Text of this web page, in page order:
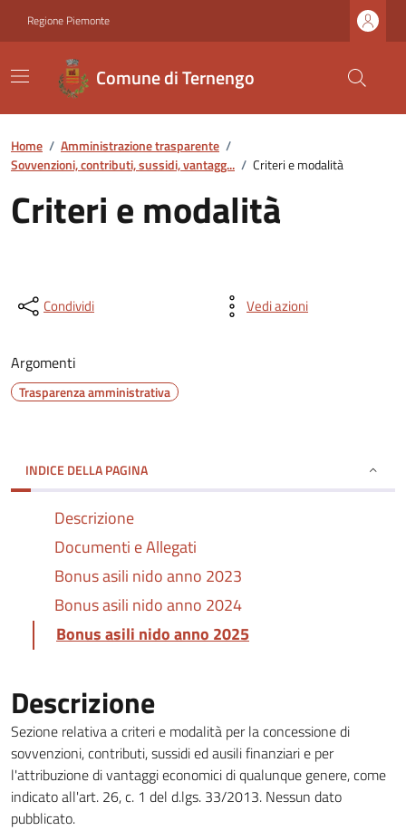
Regione Piemonte
Comune di Ternengo
Home / Amministrazione trasparente /
Sovvenzioni, contributi, sussidi, vantagg... / Criteri e modalità
Criteri e modalità
Condividi Vedi azioni
Argomenti
Trasparenza amministrativa
INDICE DELLA PAGINA
Descrizione
Documenti e Allegati
Bonus asili nido anno 2023
Bonus asili nido anno 2024
Bonus asili nido anno 2025
Descrizione
Sezione relativa a criteri e modalità per la concessione di
sovvenzioni, contributi, sussidi ed ausili finanziari e per
l'attribuzione di vantaggi economici di qualunque genere, come
indicato all'art. 26, c. 1 del d.lgs. 33/2013. Nessun dato
pubblicato.